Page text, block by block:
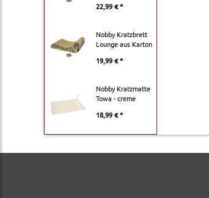
22,99 € *
Nobby Kratzbrett
Lounge aus Karton
19,99 € *
Nobby Kratzmatte
Towa - creme
18,99 € *